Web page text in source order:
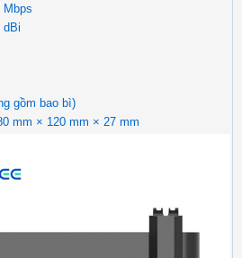
Mbps
dBi
gồm bao bì)
mm × 120 mm × 27 mm